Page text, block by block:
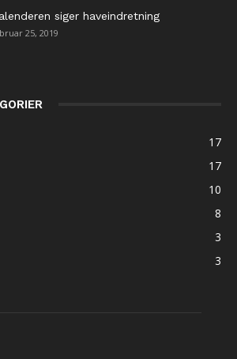
siger haveindretning
25, 2019
17
17
10
8
3
3